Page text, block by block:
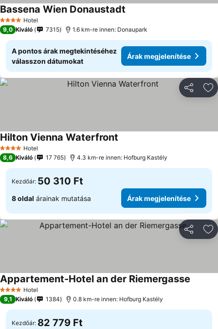
4 KategóriaHotel
Bassena Wien Donaustadt
9,0 Kiváló 7315 1.6 km-re innen: Donaupark
A pontos árak megtekintéséhez
válasszon dátumokat
Árak megjelenítése
4 KategóriaHotel
Hilton Vienna Waterfront
8,6 Kiváló 17 765 4.3 km-re innen: Hofburg Kastély
Kezdőár: 50 310 Ft
8 oldal árainak mutatása Árak megjelenítése
4 KategóriaHotel
Appartement-Hotel an der Riemergasse
9,1 Kiváló 1384 0.8 km-re innen: Hofburg Kastély
Kezdőár: 82 779 Ft